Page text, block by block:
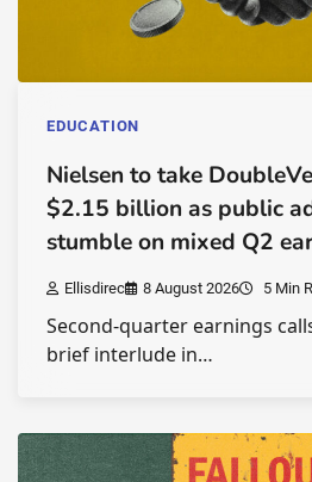
EDUCATION
Nielsen to take
$2.15 billion as public
stumble on mixed Q2
Ellisdirec 8 August 2026 5 Min
Second-quarter earnings
brief interlude in…